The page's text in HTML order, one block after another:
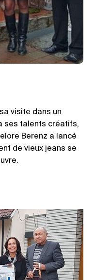
visite dans un
ses talents créatifs,
Berenz a lancé
de vieux jeans se